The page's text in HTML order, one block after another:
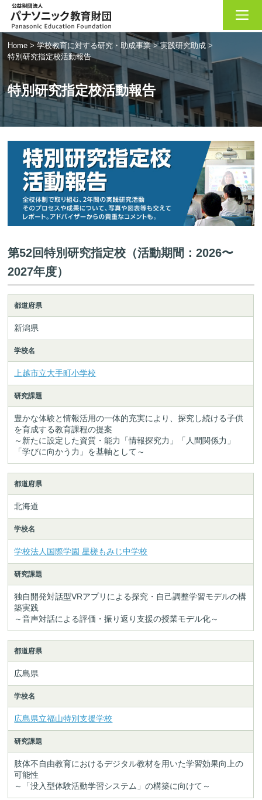
Home >学校教育に対する研究・助成事業>実践研究助成 >
特別研究指定校活動報告
特別研究指定校活動報告
第52回特別研究指定校（活動期間：2026〜
2027年度）
都道府県
新潟県
学校名
上越市立大手町小学校
研究課題
豊かな体験と情報活用の一体的充実により、探究し続ける子供
を育成する教育課程の提案
～新たに設定した資質・能力「情報探究力」「人間関係力」
「学びに向かう力」を基軸として～
都道府県
北海道
学校名
学校法人国際学園 星槎もみじ中学校
研究課題
独自開発対話型VRアプリによる探究・自己調整学習モデルの構
築実践
～音声対話による評価・振り返り支援の授業モデル化～
都道府県
広島県
学校名
広島県立福山特別支援学校
研究課題
肢体不自由教育におけるデジタル教材を用いた学習効果向上の
可能性
～「没入型体験活動学習システム」の構築に向けて～